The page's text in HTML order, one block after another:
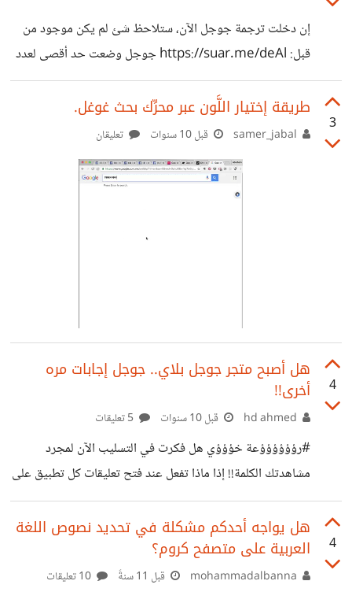
إن دخلت ترجمة جوجل الآن، ستلاحظ شئ لم يكن موجود من
قبل: https://suar.me/deAl جوجل وضعت حد أقصى لعدد
الحروف التي تستطيع ترجمة جملها في نفس الوقت وهو 5000
حرف عندما رأيت هذا الإشعار قلت الآن جوجل أضافت الترجمة
شبه البشرية التي كانوا يتحدثون عنها، وحتى لا يحدث ضغط
قاموا بتحجيمها، وكالعادة لم يحدث شئ جديد :D
3
طريقة إختيار اللَّون عبر محرِّك بحث غوغل.
قبل 10 سنوات تعليقان
4
هل أصبح متجر جوجل بلاي.. جوجل إجابات مره
أخرى!!
قبل 10 سنوات
#رؤؤؤؤؤؤعة خؤؤؤي هل فكرت في التسليب الآن لمجرد
مشاهدتك الكلمة!! إذا ماذا تفعل عند فتح تعليقات كل تطبيق على
المتجر لتجد هذه الكلمة تنفجر في وجهك أكثر من مدفع
الإعلانات المنبثقة!! كلمة مستفزة أكثر من أسم هذا المجتمع - لي
به مواضيع عدة ومازلت أبحث عنه بجوجل ولا أجده - لا أعلم
مبتكرها وهل هى تحريف لكلمة روعة أم نتائج لتشوهاتها.. كلمة
4
هل يواجه أحدكم مشكلة في تحديد نصوص اللغة
العربية على متصفح كروم؟
قبل 11 سنةً